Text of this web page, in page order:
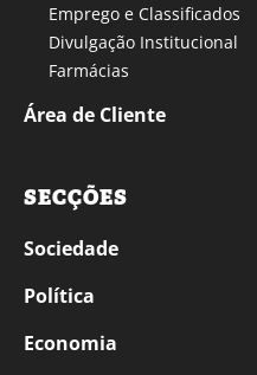
Emprego e Classificados
Divulgação Institucional
Farmácias
Área de Cliente
SECÇÕES
Sociedade
Política
Economia